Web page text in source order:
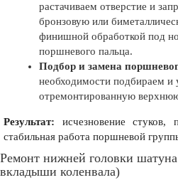
растачиваем отверстие и
бронзовую или
финишной обработкой под
поршневого пальца.
Подбор и замена
необходимости подбираем и
отремонтированную
Результат: исчезновение стуков,
стабильная работа поршневой
Ремонт нижней головки шатуна
вкладыши коленвала)